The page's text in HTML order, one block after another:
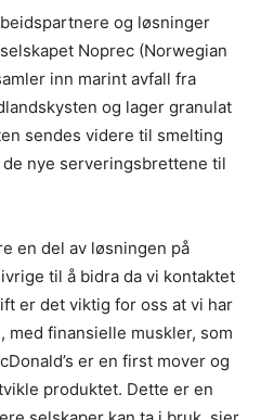
og løsninger
Noprec (Norwegian
inn marint avfall fra
og lager granulat
sendes videre til smelting
nye serveringsbrettene til
en del av løsningen på
til å bidra da vi kontaktet
er det viktig for oss at vi har
med finansielle muskler, som
er en first mover og
produktet. Dette er en